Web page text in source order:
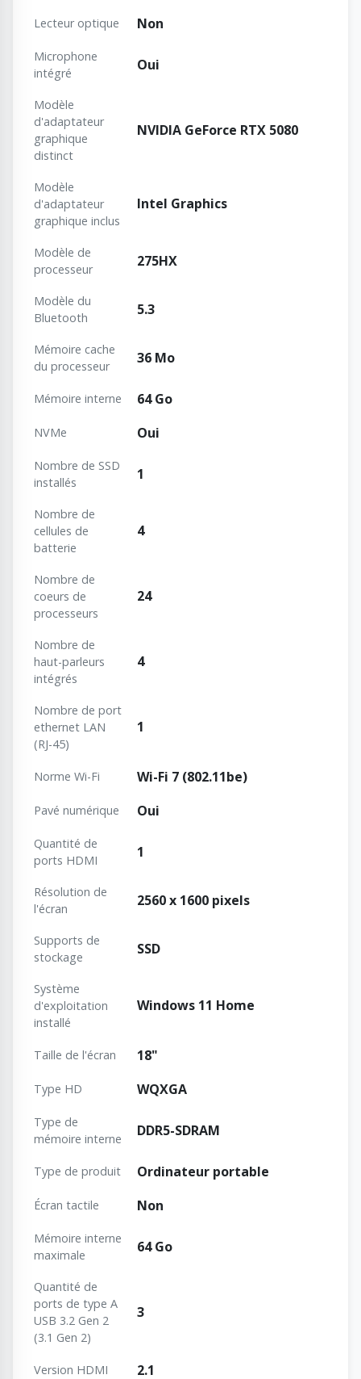
Lecteur optique Non
Microphone
intégré
Oui
Modèle
d'adaptateur
graphique
distinct
NVIDIA GeForce RTX 5080
Modèle
d'adaptateur
graphique inclus
Intel Graphics
Modèle de
processeur
275HX
Modèle du
Bluetooth
5.3
Mémoire cache
du processeur
36 Mo
Mémoire interne 64 Go
NVMe Oui
Nombre de SSD
installés
1
Nombre de
cellules de
batterie
4
Nombre de
coeurs de
processeurs
24
Nombre de
haut-parleurs
intégrés
4
Nombre de port
ethernet LAN
(RJ-45)
1
Norme Wi-Fi Wi-Fi 7 (802.11be)
Pavé numérique Oui
Quantité de
ports HDMI
1
Résolution de
l'écran
2560 x 1600 pixels
Supports de
stockage
SSD
Système
d'exploitation
installé
Windows 11 Home
Taille de l'écran 18"
Type HD WQXGA
Type de
mémoire interne
DDR5-SDRAM
Type de produit Ordinateur portable
Écran tactile Non
Mémoire interne
maximale
64 Go
Quantité de
ports de type A
USB 3.2 Gen 2
(3.1 Gen 2)
3
Version HDMI 2.1